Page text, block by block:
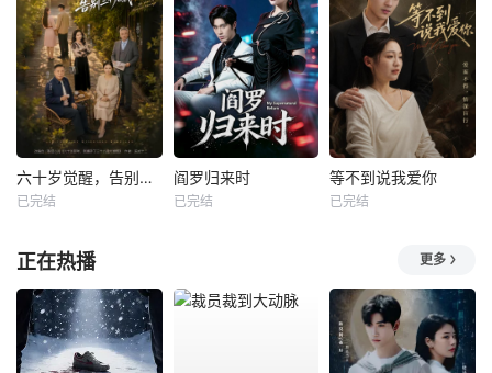
六十岁觉醒，告别三十九载烂婚姻
已完结
阎罗归来时
已完结
等不到说我爱你
已完结
正在热播 更多